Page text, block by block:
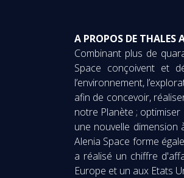
A PROPOS DE THALES
Combinant plus de
Space conçoivent et
l’environnement,
afin de concevoir,
notre Planète ;
une nouvelle dimension
Alenia Space forme
a réalisé un chiffre
Europe et un aux Etats